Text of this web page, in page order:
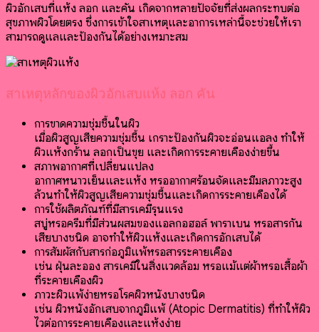
ผิวอักเสบที่แห้ง ลอก และคัน เกิดจากหลายปัจจัยที่ส่งผลกระทบต่อ
สุขภาพผิวโดยตรง ซึ่งการเข้าใจสาเหตุและอาการเหล่านี้จะช่วยให้เรา
สามารถดูแลและป้องกันได้อย่างเหมาะสม
สาเหตุหลักของผิวอักเสบแห้ง ลอก คัน
การขาดความชุ่มชื้นในผิว
เมื่อผิวสูญเสียความชุ่มชื้น เกราะป้องกันผิวจะอ่อนแอลง ทำให้
ผิวแห้งกร้าน ลอกเป็นขุย และเกิดการระคายเคืองง่ายขึ้น
สภาพอากาศที่เปลี่ยนแปลง
อากาศหนาวเย็นและแห้ง หรืออากาศร้อนจัดและมีมลภาวะสูง
ล้วนทำให้ผิวสูญเสียความชุ่มชื้นและเกิดการระคายเคืองได้
การใช้ผลิตภัณฑ์ที่มีสารเคมีรุนแรง
สบู่หรือครีมที่มีส่วนผสมของแอลกอฮอล์ พาราเบน หรือสารกัน
เสียบางชนิด อาจทำให้ผิวแห้งและเกิดการอักเสบได้
การสัมผัสกับสารก่อภูมิแพ้หรือสารระคายเคือง
เช่น ฝุ่นละออง สารเคมีในสิ่งแวดล้อม หรือแม้แต่ผ้าหรือเสื้อผ้า
ที่ระคายเคืองผิว
ภาวะผิวแพ้ง่ายหรือโรคผิวหนังบางชนิด
เช่น ผิวหนังอักเสบจากภูมิแพ้ (Atopic Dermatitis) ที่ทำให้ผิว
ไวต่อการระคายเคืองและแห้งง่าย